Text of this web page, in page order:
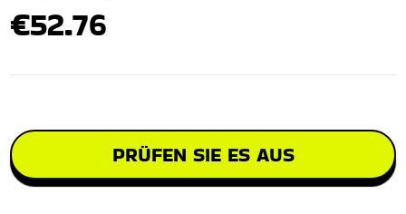
€52.76
PRÜFEN SIE ES AUS